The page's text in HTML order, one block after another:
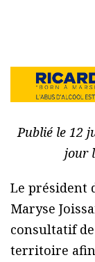
Publié le 12
jour
Le président
Maryse
consultatif de
territoire